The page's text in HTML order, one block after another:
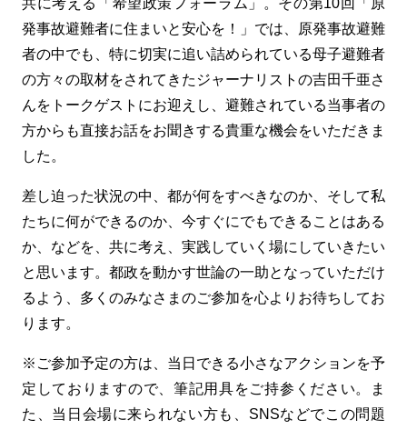
発事故避難者に住まいと安心を！」では、原発事故避難
者の中でも、特に切実に追い詰められている母子避難者
の方々の取材をされてきたジャーナリストの吉田千亜さ
んをトークゲストにお迎えし、避難されている当事者の
方からも直接お話をお聞きする貴重な機会をいただきま
した。
差し迫った状況の中、都が何をすべきなのか、そして私
たちに何ができるのか、今すぐにでもできることはある
か、などを、共に考え、実践していく場にしていきたい
と思います。都政を動かす世論の一助となっていただけ
るよう、多くのみなさまのご参加を心よりお待ちしてお
ります。
※ご参加予定の方は、当日できる小さなアクションを予
定しておりますので、筆記用具をご持参ください。ま
た、当日会場に来られない方も、SNSなどでこの問題